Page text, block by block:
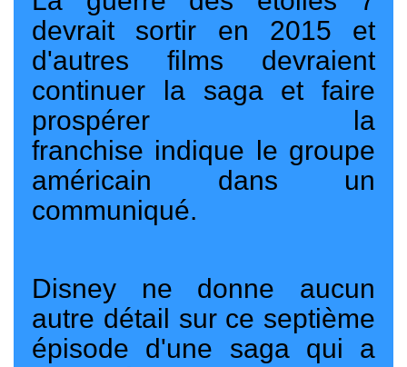
devrait sortir en 2015 et
d'autres films devraient
continuer la saga et faire
prospérer la
franchise indique le groupe
américain dans un
communiqué.
Disney ne donne aucun
autre détail sur ce septième
épisode d'une saga qui a